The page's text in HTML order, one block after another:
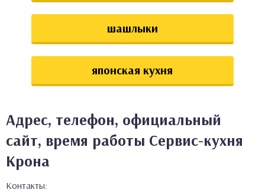
шашлыки
японская кухня
Адрес, телефон, официальный
сайт, время работы Сервис-кухня
Крона
Контакты: